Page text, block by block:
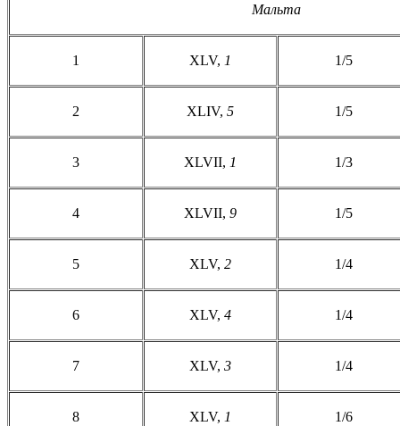
Мальта
1 XLV, 1 1/5
2 XLIV, 5 1/5
3 XLVII, 1 1/3
4 XLVII, 9 1/5
5 XLV, 2 1/4
6 XLV, 4 1/4
7 XLV, 3 1/4
8 XLV, 1 1/6